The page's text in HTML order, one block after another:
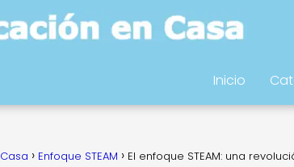
Inicio
Enfoque STEAM El enfoque STEAM: una